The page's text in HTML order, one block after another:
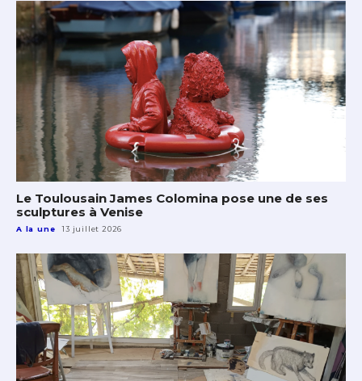
Le Toulousain James Colomina pose une de ses
sculptures à Venise
A la une 13 juillet 2026